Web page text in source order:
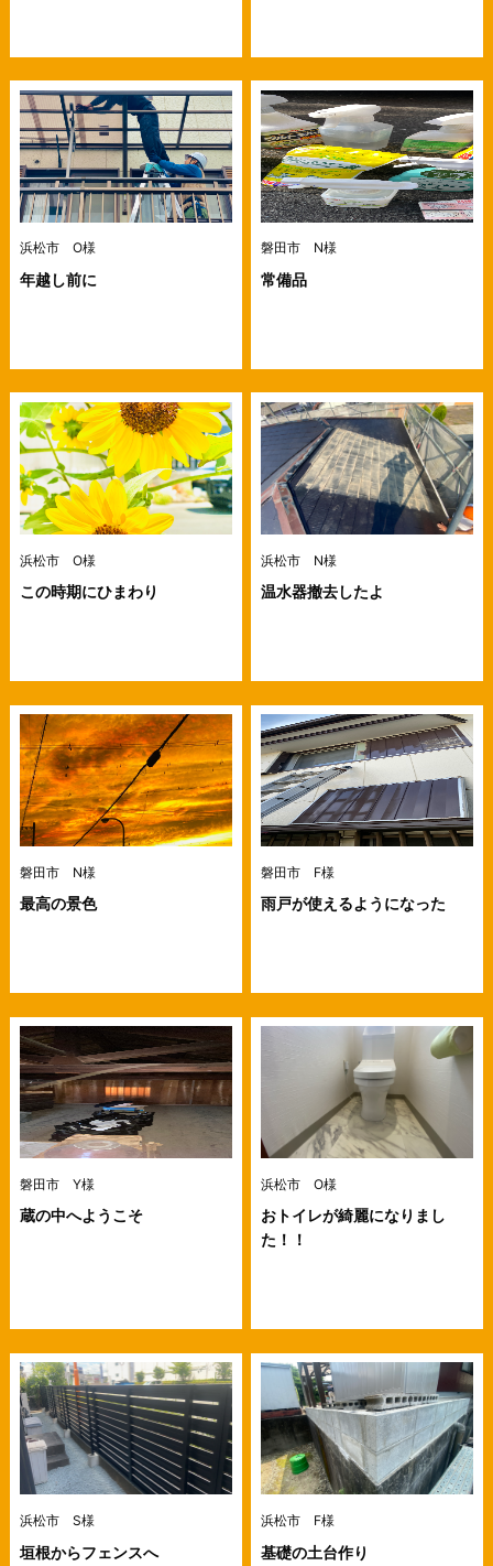
浜松市 O様
年越し前に
磐田市 N様
常備品
浜松市 O様
この時期にひまわり
浜松市 N様
温水器撤去したよ
磐田市 N様
最高の景色
磐田市 F様
雨戸が使えるようになった
磐田市 Y様
蔵の中へようこそ
浜松市 O様
おトイレが綺麗になりまし
た！！
浜松市 S様
垣根からフェンスへ
浜松市 F様
基礎の土台作り